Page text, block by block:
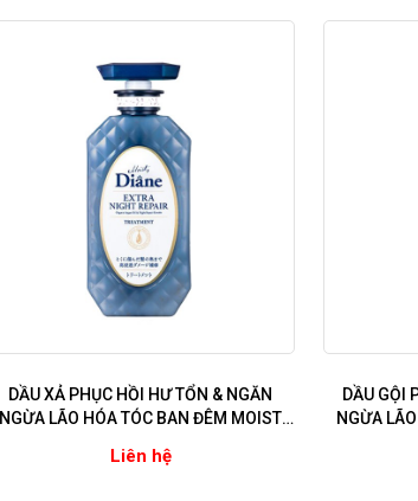
DẦU XẢ PHỤC HỒI HƯ TỔN & NGĂN
NGỪA LÃO HÓA TÓC BAN ĐÊM MOIST
tóc hư tổn, tóc yếu, lão hóa, khô xơ, chẻ
Liên hệ
DẦU GỘI
NGỪA
tóc hư tổn,